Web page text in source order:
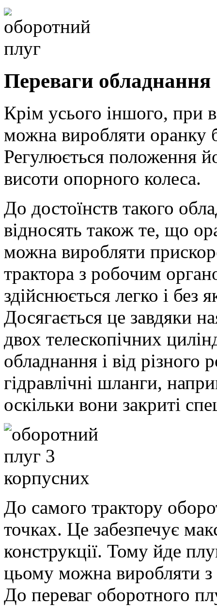
Переваги обладнання
Крім усього іншого, при
можна виробляти оранку
Регулюється положення
висоти опорного колеса.
До достоїнств такого
відносять також те, що
можна виробляти
трактора з робочим
здійснюється легко і без
Досягається це завдяки
двох телескопічних
обладнання і від
гідравлічні шланги,
оскільки вони закриті
До самого трактору
точках. Це забезпечує
конструкції. Тому йде
цьому можна виробляти
До переваг оборотного